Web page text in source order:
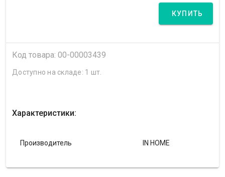
КУПИТЬ
Код товара: 00-00003439
Доступно на складе: 1 шт.
Характеристики:
Производитель IN HOME